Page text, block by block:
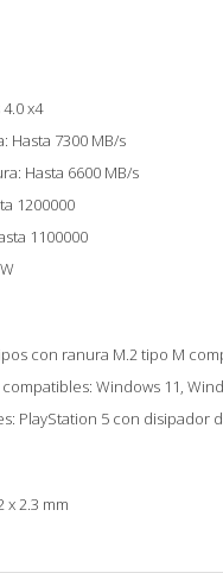
x4
Hasta 7300 MB/s
Hasta 6600 MB/s
1200000
1100000
con ranura M.2 tipo M
Windows 11,
PlayStation 5 con disipador
x 2.3 mm